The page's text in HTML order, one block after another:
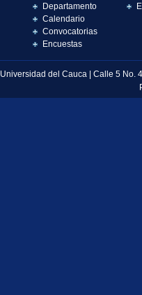
Departamento
Calendario
Convocatorias
Encuestas
Universidad del Cauca | Calle 5 No.